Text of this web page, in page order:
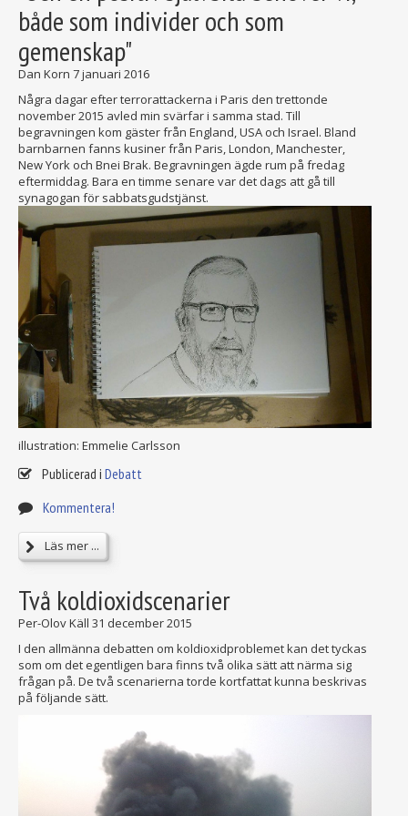
både som individer och som
gemenskap"
Dan Korn 7 januari 2016
Några dagar efter terrorattackerna i Paris den trettonde
november 2015 avled min svärfar i samma stad. Till
begravningen kom gäster från England, USA och Israel. Bland
barnbarnen fanns kusiner från Paris, London, Manchester,
New York och Bnei Brak. Begravningen ägde rum på fredag
eftermiddag. Bara en timme senare var det dags att gå till
synagogan för sabbatsgudstjänst.
illustration: Emmelie Carlsson
Publicerad i Debatt
Kommentera!
Läs mer ...
Två koldioxidscenarier
Per-Olov Käll 31 december 2015
I den allmänna debatten om koldioxidproblemet kan det tyckas
som om det egentligen bara finns två olika sätt att närma sig
frågan på. De två scenarierna torde kortfattat kunna beskrivas
på följande sätt.